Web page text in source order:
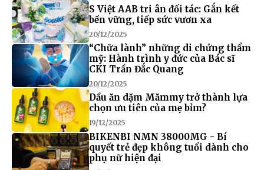
S Việt AAB tri ân đối tác: Gắn kết
bền vững, tiếp sức vươn xa
20/12/2025
“Chữa lành” những di chứng thẩm
mỹ: Hành trình y đức của Bác sĩ
CKI Trần Đắc Quang
20/12/2025
Dầu ăn dặm Mămmy trở thành lựa
chọn ưu tiên của mẹ bỉm?
19/12/2025
BIKENBI NMN 38000MG - Bí
quyết trẻ đẹp không tuổi dành cho
phụ nữ hiện đại